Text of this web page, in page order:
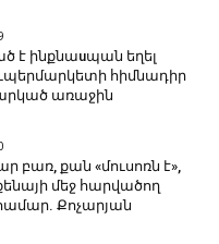
է ինքնաuպան եղել
հիմնադիր
առաջին
բառ, քան «մուսոռն է»,
մեջ հարվածող
Քոչարյան